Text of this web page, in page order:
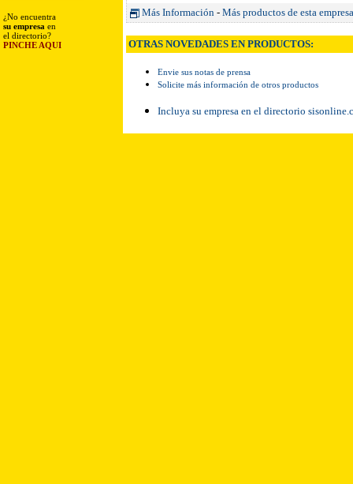
¿No encuentra
su empresa en
el directorio?
PINCHE AQUI
Más Información - Más productos de esta empresa
OTRAS NOVEDADES EN PRODUCTOS:
Envie sus notas de prensa
Solicite más información de otros productos
Incluya su empresa en el directorio